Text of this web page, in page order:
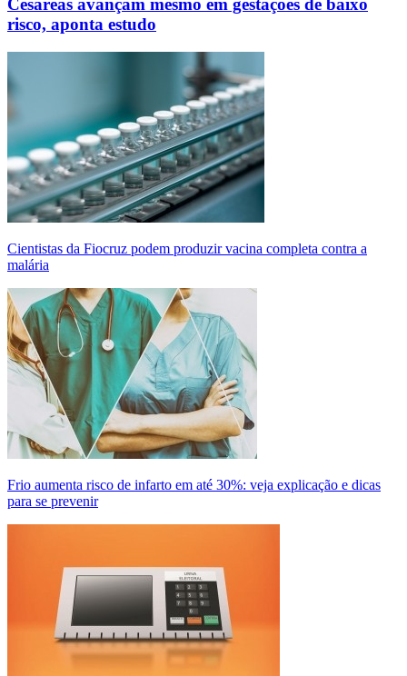
Cesáreas avançam mesmo em gestações de baixo
risco, aponta estudo
Cientistas da Fiocruz podem produzir vacina completa contra a
malária
Frio aumenta risco de infarto em até 30%: veja explicação e dicas
para se prevenir